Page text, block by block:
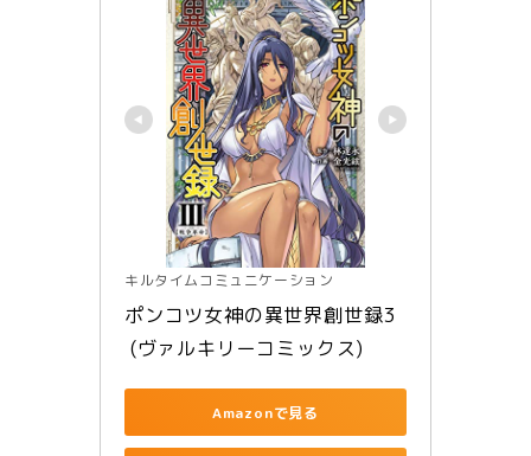
キルタイムコミュニケーション
ポンコツ女神の異世界創世録3
(ヴァルキリーコミックス)
Amazonで見る